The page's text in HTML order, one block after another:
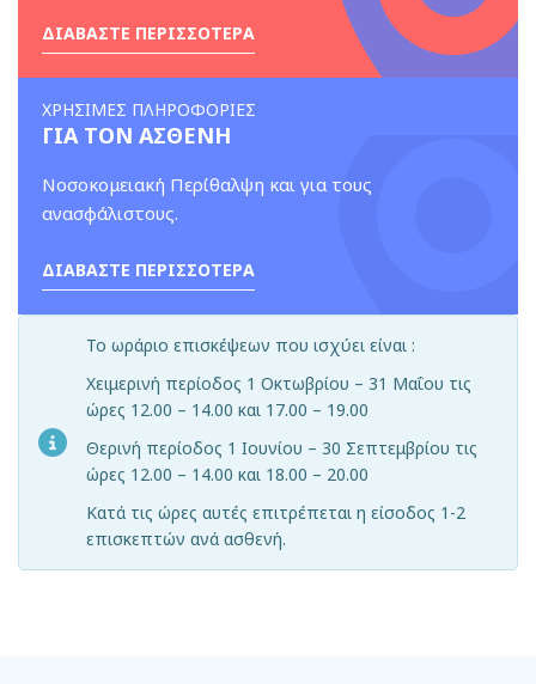
ΔΙΑΒΑΣΤΕ ΠΕΡΙΣΣΟΤΕΡΑ
ΧΡΗΣΙΜΕΣ ΠΛΗΡΟΦΟΡΙΕΣ
ΓΙΑ ΤΟΝ ΑΣΘΕΝΗ
Νοσοκομειακή Περίθαλψη και για τους
ανασφάλιστους.
ΔΙΑΒΑΣΤΕ ΠΕΡΙΣΣΟΤΕΡΑ
Το ωράριο επισκέψεων που ισχύει είναι :
Χειμερινή περίοδος 1 Οκτωβρίου – 31 Μαΐου τις
ώρες 12.00 – 14.00 και 17.00 – 19.00
Θερινή περίοδος 1 Ιουνίου – 30 Σεπτεμβρίου τις
ώρες 12.00 – 14.00 και 18.00 – 20.00
Κατά τις ώρες αυτές επιτρέπεται η είσοδος 1-2
επισκεπτών ανά ασθενή.